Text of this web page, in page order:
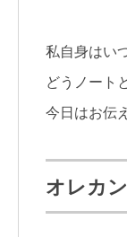
私自身はい
どうノート
今日はお伝
オレカ